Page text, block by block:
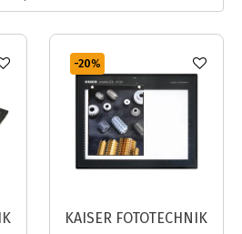
-20%
KAISER FOTOTECHNIK